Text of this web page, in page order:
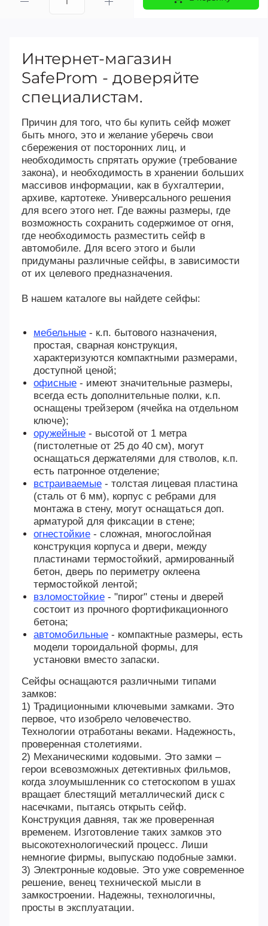
Интернет-магазин
SafeProm - доверяйте
специалистам.
Причин для того, что бы купить сейф может
быть много, это и желание уберечь свои
сбережения от посторонних лиц, и
необходимость спрятать оружие (требование
закона), и необходимость в хранении больших
массивов информации, как в бухгалтерии,
архиве, картотеке. Универсального решения
для всего этого нет. Где важны размеры, где
возможность сохранить содержимое от огня,
где необходимость разместить сейф в
автомобиле. Для всего этого и были
придуманы различные сейфы, в зависимости
от их целевого предназначения.
В нашем каталоге вы найдете сейфы:
мебельные - к.п. бытового назначения,
простая, сварная конструкция,
характеризуются компактными размерами,
доступной ценой;
офисные - имеют значительные размеры,
всегда есть дополнительные полки, к.п.
оснащены трейзером (ячейка на отдельном
ключе);
оружейные - высотой от 1 метра
(пистолетные от 25 до 40 см), могут
оснащаться держателями для стволов, к.п.
есть патронное отделение;
встраиваемые - толстая лицевая пластина
(сталь от 6 мм), корпус с ребрами для
монтажа в стену, могут оснащаться доп.
арматурой для фиксации в стене;
огнестойкие - сложная, многослойная
конструкция корпуса и двери, между
пластинами термостойкий, армированный
бетон, дверь по периметру оклеена
термостойкой лентой;
взломостойкие - "пирог" стены и дверей
состоит из прочного фортификационного
бетона;
автомобильные - компактные размеры, есть
модели тороидальной формы, для
установки вместо запаски.
Сейфы оснащаются различными типами
замков:
1) Традиционными ключевыми замками. Это
первое, что изобрело человечество.
Технологии отработаны веками. Надежность,
проверенная столетиями.
2) Механическими кодовыми. Это замки –
герои всевозможных детективных фильмов,
когда злоумышленник со стетоскопом в ушах
вращает блестящий металлический диск с
насечками, пытаясь открыть сейф.
Конструкция давняя, так же проверенная
временем. Изготовление таких замков это
высокотехнологический процесс. Лиши
немногие фирмы, выпускаю подобные замки.
3) Электронные кодовые. Это уже современное
решение, венец технической мысли в
замкостроении. Надежны, технологичны,
просты в эксплуатации.